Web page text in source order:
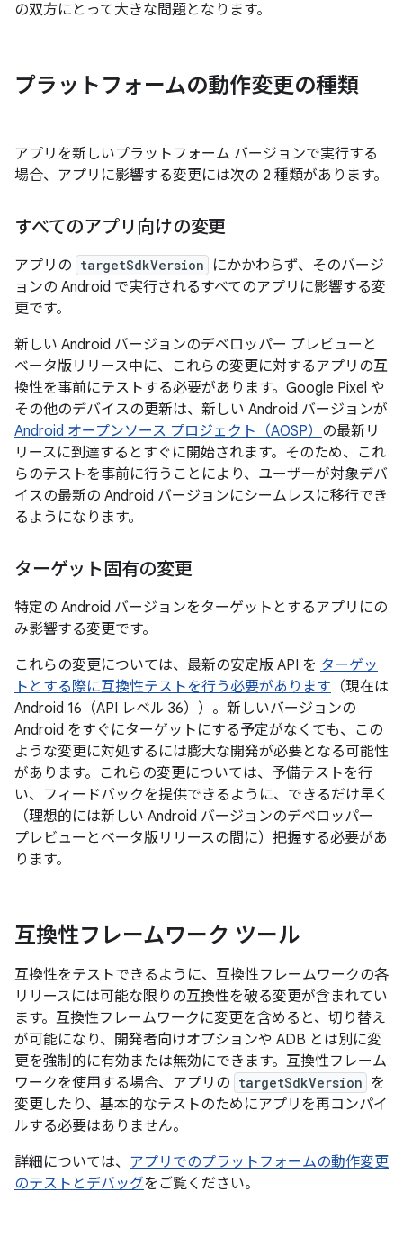
の双方にとって大きな問題となります。
プラットフォームの動作変更の種類
アプリを新しいプラットフォーム バージョンで実行する
場合、アプリに影響する変更には次の 2 種類があります。
すべてのアプリ向けの変更
アプリの targetSdkVersion
にかかわらず、そのバージ
ョンの Android で実行されるすべてのアプリに影響する変
更です。
新しい Android バージョンのデベロッパー プレビューと
ベータ版リリース中に、これらの変更に対するアプリの互
換性を事前にテストする必要があります。Google Pixel や
その他のデバイスの更新は、新しい Android バージョンが
Android オープンソース プロジェクト（AOSP） の最新リ
リースに到達するとすぐに開始されます。そのため、これ
らのテストを事前に行うことにより、ユーザーが対象デバ
イスの最新の Android バージョンにシームレスに移行でき
るようになります。
ターゲット固有の変更
特定の Android バージョンをターゲットとするアプリにの
み影響する変更です。
これらの変更については、最新の安定版 API を ターゲッ
トとする際に互換性テストを行う必要があります （現在は
Android 16（API レベル 36））。新しいバージョンの
Android をすぐにターゲットにする予定がなくても、この
ような変更に対処するには膨大な開発が必要となる可能性
があります。これらの変更については、予備テストを行
い、フィードバックを提供できるように、できるだけ早く
（理想的には新しい Android バージョンのデベロッパー
プレビューとベータ版リリースの間に）把握する必要があ
ります。
互換性フレームワーク ツール
互換性をテストできるように、互換性フレームワークの各
リリースには可能な限りの互換性を破る変更が含まれてい
ます。互換性フレームワークに変更を含めると、切り替え
が可能になり、開発者向けオプションや ADB とは別に変
更を強制的に有効または無効にできます。互換性フレーム
ワークを使用する場合、アプリの targetSdkVersion を
変更したり、基本的なテストのためにアプリを再コンパイ
ルする必要はありません。
詳細については、 アプリでのプラットフォームの動作変更
のテストとデバッグをご覧ください。